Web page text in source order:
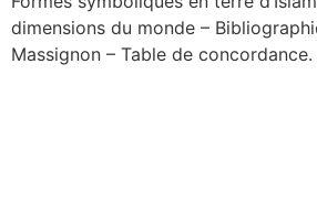
dimensions du monde –
Massignon – Table de concordance.